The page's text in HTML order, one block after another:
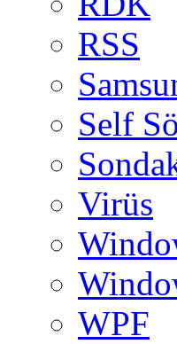
RSS
Self
Virüs
WPF